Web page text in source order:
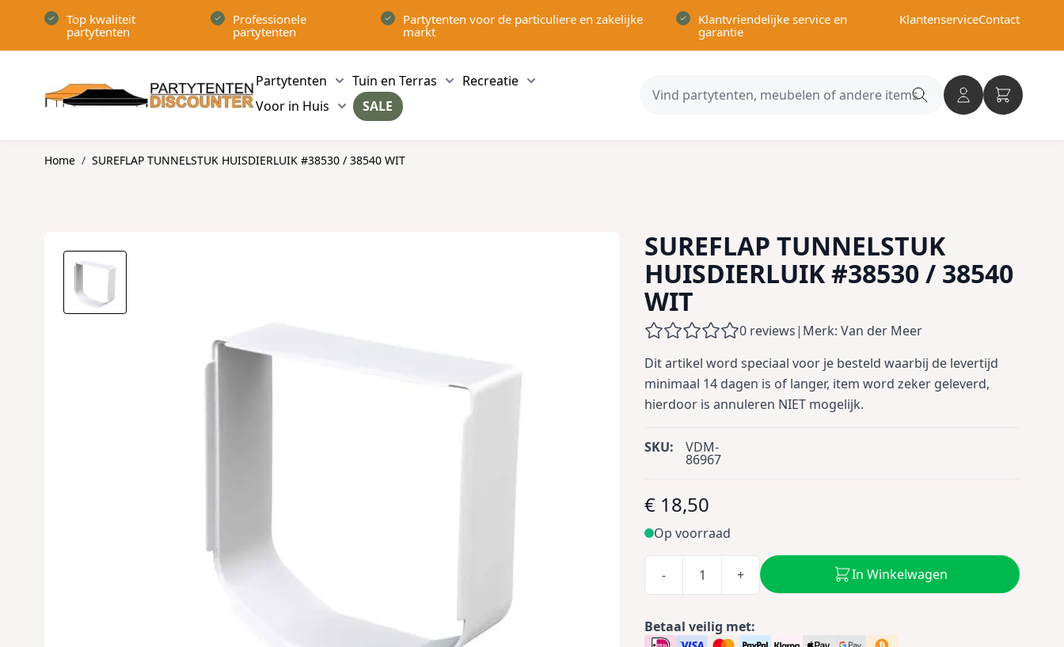
Top kwaliteit
partytenten
Professionele
partytenten
Partytenten voor de particuliere en zakelijke
markt
Klantvriendelijke service en
garantie
KlantenserviceContact
Partytenten
Show submenu for Partytenten category
Tuin en Terras
Show submenu for Tuin en Terras category
Recreatie
Show submenu for Recreatie category
Voor in Huis
Show submenu for Voor in Huis category
SALE
Search
Home / SUREFLAP TUNNELSTUK HUISDIERLUIK #38530 / 38540 WIT
SUREFLAP TUNNELSTUK
HUISDIERLUIK #38530 / 38540
WIT
0 reviews| Merk: Van der Meer
Dit artikel word speciaal voor je besteld waarbij de levertijd
minimaal 14 dagen is of langer, item word zeker geleverd,
hierdoor is annuleren NIET mogelijk.
SKU: VDM-
86967
€ 18,50
Op voorraad
- + In Winkelwagen
Betaal veilig met: